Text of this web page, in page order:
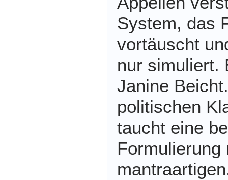
System, das
vortäuscht
nur simuliert.
Janine
politischen
taucht eine
Formulierung